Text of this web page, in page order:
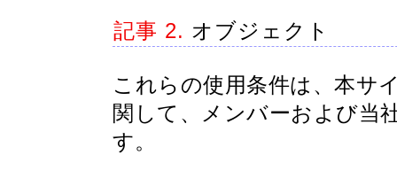
記事 2. オブジェクト
これらの使用条件は、本サ
関して、メンバーおよび当
す。